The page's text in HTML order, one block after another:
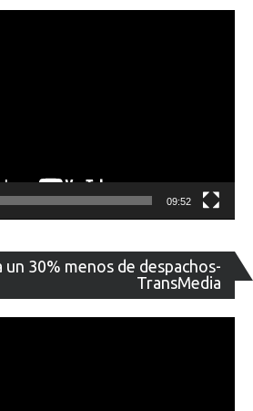
09:52
un 30% menos de despachos-
TransMedia
de